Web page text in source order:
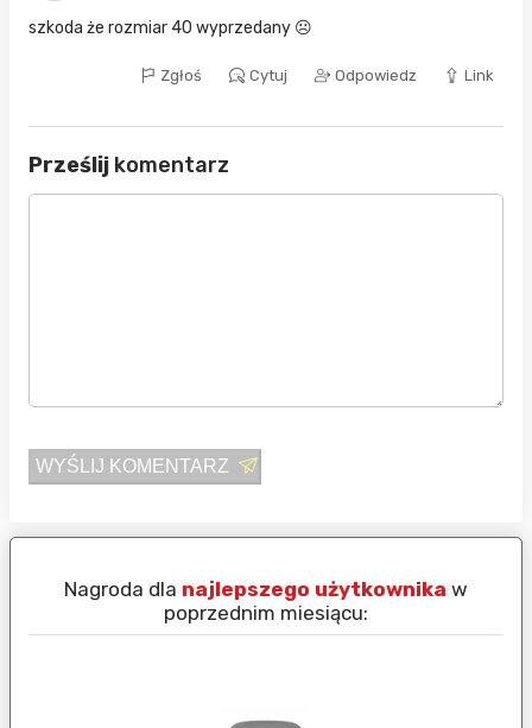
szkoda że rozmiar 40 wyprzedany ☹️
Zgłoś Cytuj Odpowiedz Link
Prześlij komentarz
WYŚLIJ KOMENTARZ
Nagroda dla najlepszego użytkownika w
poprzednim miesiącu: